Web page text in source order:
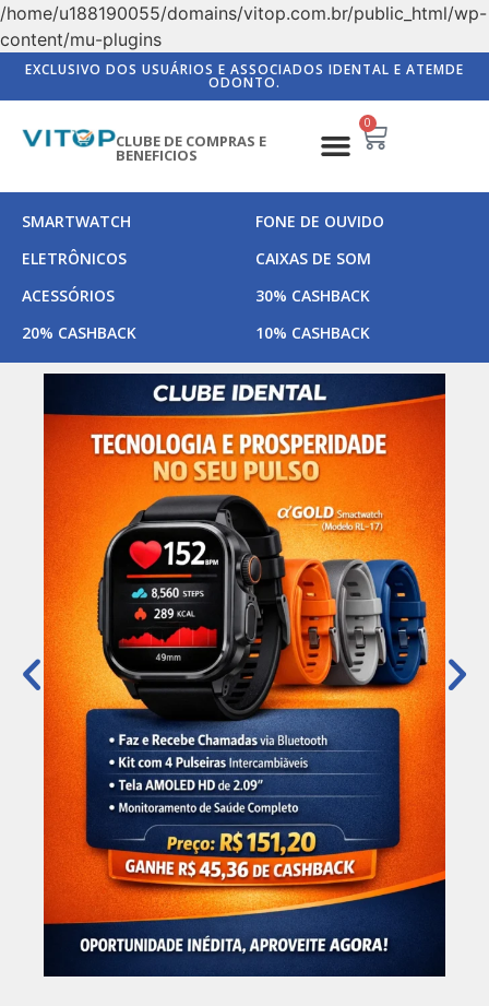
/home/u188190055/domains/vitop.com.br/public_html/wp-
content/mu-plugins
EXCLUSIVO DOS USUÁRIOS E ASSOCIADOS IDENTAL E ATEMDE
ODONTO.
CLUBE DE COMPRAS E
BENEFICIOS
0
SMARTWATCH
FONE DE OUVIDO
ELETRÔNICOS
CAIXAS DE SOM
ACESSÓRIOS
30% CASHBACK
20% CASHBACK
10% CASHBACK